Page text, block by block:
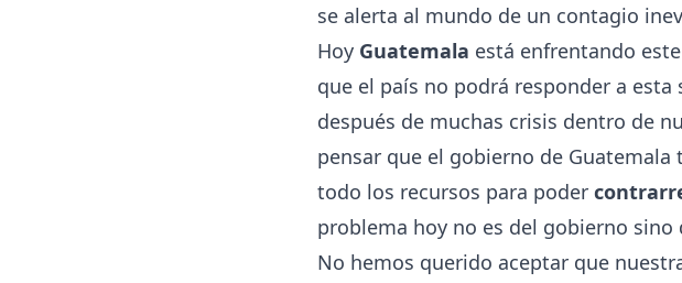
se alerta al mundo de un contagio
Hoy Guatemala está enfrentando
que el país no podrá responder a
después de muchas crisis dentro de
pensar que el gobierno de
todo los recursos para poder
problema hoy no es del gobierno sino
No hemos querido aceptar que